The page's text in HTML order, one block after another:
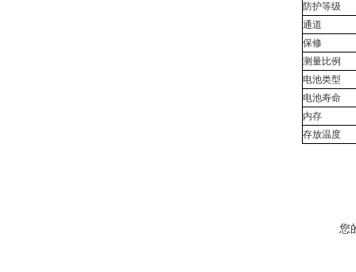
防护等级
通道
保修
测量比例
电池类型
电池寿命
内存
存放温度
您